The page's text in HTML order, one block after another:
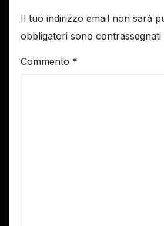
Il tuo indirizzo email non sarà
obbligatori sono contrassegnati
Commento *